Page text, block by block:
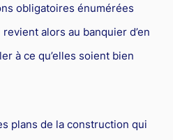
obligatoires énumérées
alors au banquier d’en
à ce qu’elles soient bien
plans de la construction qui